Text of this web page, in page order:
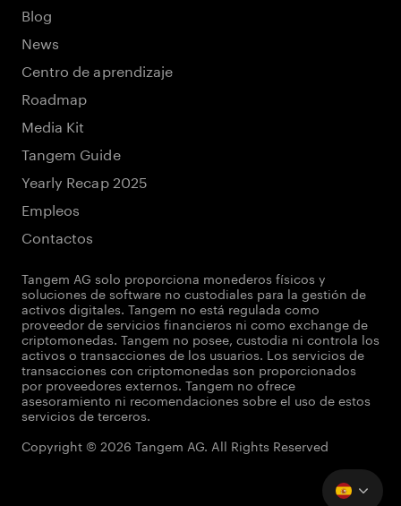
Blog
News
Centro de aprendizaje
Roadmap
Media Kit
Tangem Guide
Yearly Recap 2025
Empleos
Contactos
Tangem AG solo proporciona monederos físicos y
soluciones de software no custodiales para la gestión de
activos digitales. Tangem no está regulada como
proveedor de servicios financieros ni como exchange de
criptomonedas. Tangem no posee, custodia ni controla los
activos o transacciones de los usuarios. Los servicios de
transacciones con criptomonedas son proporcionados
por proveedores externos. Tangem no ofrece
asesoramiento ni recomendaciones sobre el uso de estos
servicios de terceros.